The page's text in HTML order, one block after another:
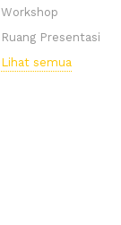
Workshop
Ruang Presentasi
Lihat semua